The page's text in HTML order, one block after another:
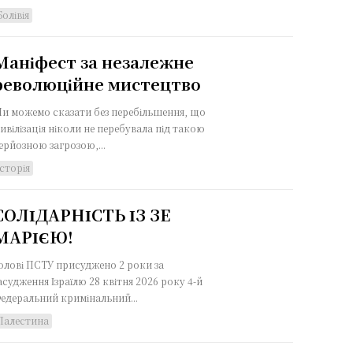
за незалежне
мистецтво
можемо сказати без перебільшення, що
ніколи не перебувала під такою
загрозою,...
ІЗ ЗЕ
ПСТУ присуджено 2 роки за
Ізраїлю 28 квітня 2026 року 4-й
кримінальний...